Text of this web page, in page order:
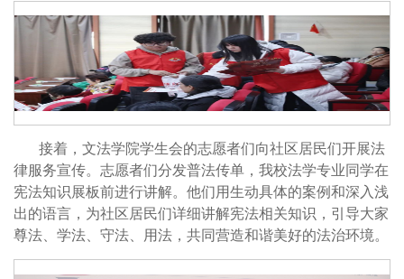
接着，文法学院学生会的志愿者们向社区居民们开展法
律服务宣传。志愿者们分发普法传单，我校法学专业同学在
宪法知识展板前进行讲解。他们用生动具体的案例和深入浅
出的语言，为社区居民们详细讲解宪法相关知识，引导大家
尊法、学法、守法、用法，共同营造和谐美好的法治环境。